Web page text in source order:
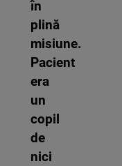
în
plină
misiune.
Pacient
era
un
copil
de
nici